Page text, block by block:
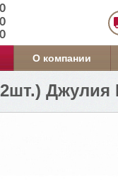
О компании